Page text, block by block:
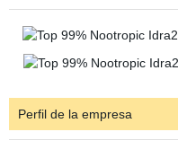
Perfil de la empresa